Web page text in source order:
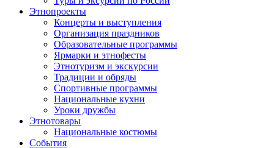
Этнопроекты
Концерты и выступления
Организация праздников
Образовательные программы
Ярмарки и этнофесты
Этнотуризм и экскурсии
Традиции и обряды
Спортивные программы
Национальные кухни
Уроки дружбы
Этнотовары
Национальные костюмы
События